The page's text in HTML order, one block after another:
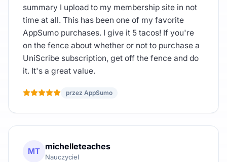
summary I upload to my membership site in not
time at all. This has been one of my favorite
AppSumo purchases. I give it 5 tacos! If you're
on the fence about whether or not to purchase a
UniScribe subscription, get off the fence and do
it. It's a great value.
przez AppSumo
MT michelleteaches
Nauczyciel